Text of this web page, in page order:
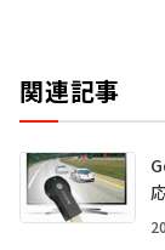
関連記事